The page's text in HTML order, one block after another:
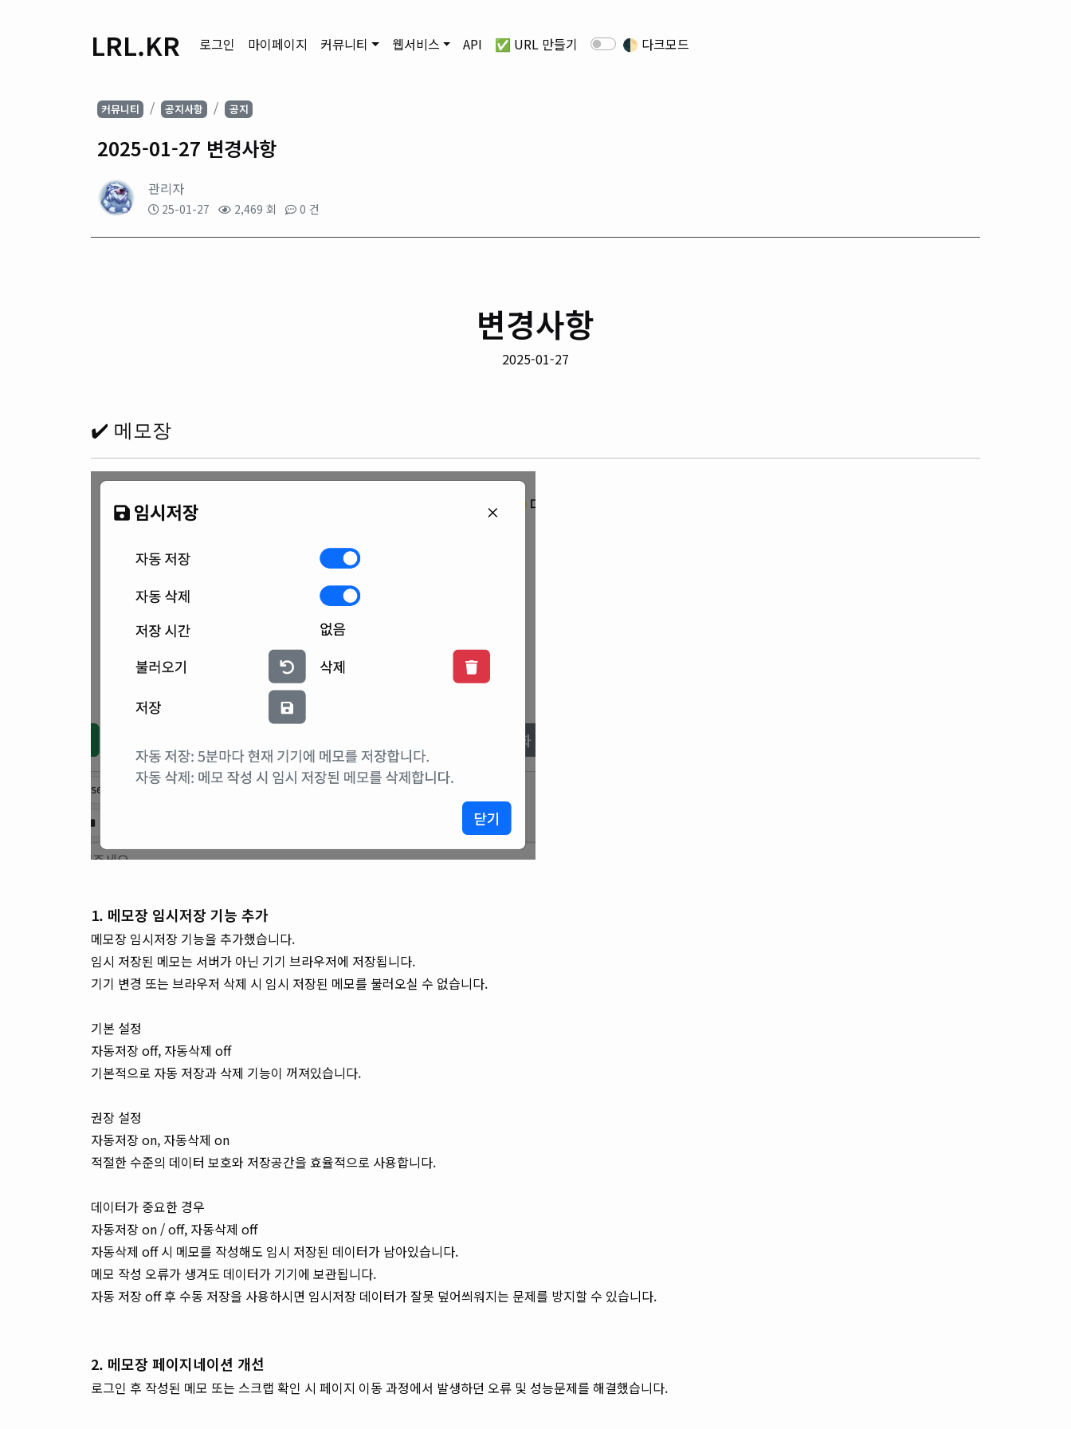
LRL.KR 로그인 마이페이지 커뮤니티 웹서비스 API ✅ URL 만들기 🌓 다크모드
커뮤니티 공지사항 공지
2025-01-27 변경사항
관리자
25-01-27 2,469 회 0 건
변경사항
2025-01-27
✔️ 메모장
1. 메모장 임시저장 기능 추가
메모장 임시저장 기능을 추가했습니다.
임시 저장된 메모는 서버가 아닌 기기 브라우저에 저장됩니다.
기기 변경 또는 브라우저 삭제 시 임시 저장된 메모를 불러오실 수 없습니다.
기본 설정
자동저장 off, 자동삭제 off
기본적으로 자동 저장과 삭제 기능이 꺼져있습니다.
권장 설정
자동저장 on, 자동삭제 on
적절한 수준의 데이터 보호와 저장공간을 효율적으로 사용합니다.
데이터가 중요한 경우
자동저장 on / off, 자동삭제 off
자동삭제 off 시 메모를 작성해도 임시 저장된 데이터가 남아있습니다.
메모 작성 오류가 생겨도 데이터가 기기에 보관됩니다.
자동 저장 off 후 수동 저장을 사용하시면 임시저장 데이터가 잘못 덮어씌워지는 문제를 방지할 수 있습니다.
2. 메모장 페이지네이션 개선
로그인 후 작성된 메모 또는 스크랩 확인 시 페이지 이동 과정에서 발생하던 오류 및 성능문제를 해결했습니다.